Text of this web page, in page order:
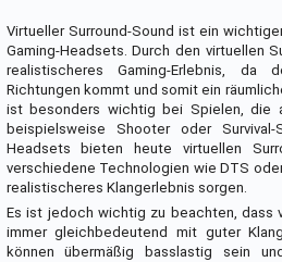
Virtueller Surround-Sound ist ein
Gaming-Headsets. Durch den virtuellen
realistischeres Gaming-Erlebnis, da
Richtungen kommt und somit ein
ist besonders wichtig bei Spielen, die
beispielsweise Shooter oder
Headsets bieten heute virtuellen
verschiedene Technologien wie DTS
realistischeres Klangerlebnis sorgen.
Es ist jedoch wichtig zu beachten, dass
immer gleichbedeutend mit guter
können übermäßig basslastig sein